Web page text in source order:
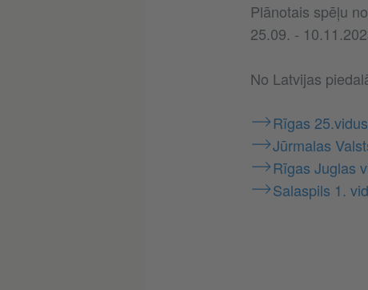
Plānotais spēļu
25.09. -
No Latvijas
Rīgas
Jūrmalas
Rīgas Juglas
Salaspils 1.